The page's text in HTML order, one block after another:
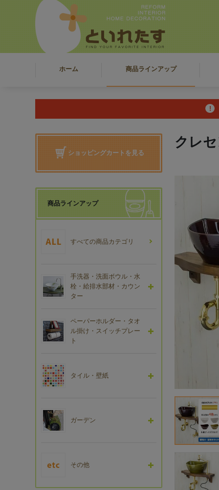
ホーム 商品ラインアップ
クレ
ショッピングカートを見る
商品ラインアップ
すべての商品カテゴリ
手洗器・洗面ボウル・水
栓・給排水部材・カウン
ター
ペーパーホルダー・タオ
ル掛け・スイッチプレー
ト
タイル・壁紙
ガーデン
その他